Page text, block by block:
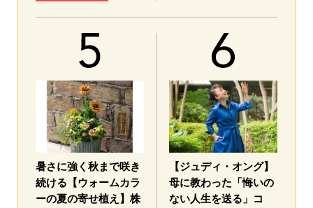
暑さに強く秋まで咲き
続ける【ウォームカラ
ーの夏の寄せ植え】株
【ジュディ・オング】
母に教わった「悔いの
ない人生を送る」コ